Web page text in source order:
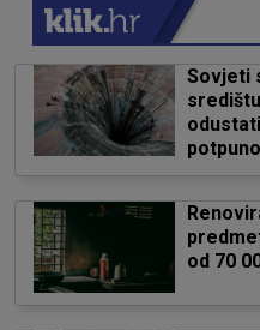
Sovjeti
od 70